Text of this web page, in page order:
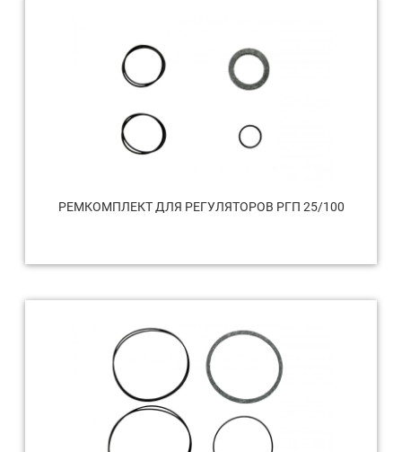
РЕМКОМПЛЕКТ ДЛЯ РЕГУЛЯТОРОВ РГП 25/100